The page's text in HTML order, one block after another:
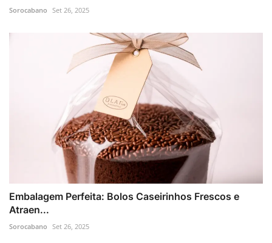
Sorocabano Set 26, 2025
Embalagem Perfeita: Bolos Caseirinhos Frescos e
Atraen...
Sorocabano Set 26, 2025